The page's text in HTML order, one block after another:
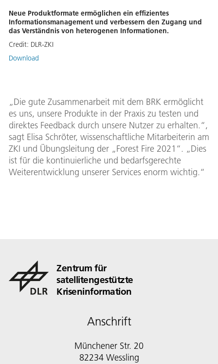
Neue Produktformate ermöglichen ein effizientes
Informationsmanagement und verbessern den Zugang und
das Verständnis von heterogenen Informationen.
Credit: DLR-ZKI
Download
„Die gute Zusammenarbeit mit dem BRK ermöglicht
es uns, unsere Produkte in der Praxis zu testen und
direktes Feedback durch unsere Nutzer zu erhalten.“,
sagt Elisa Schröter, wissenschaftliche Mitarbeiterin am
ZKI und Übungsleitung der „Forest Fire 2021“. „Dies
ist für die kontinuierliche und bedarfsgerechte
Weiterentwicklung unserer Services enorm wichtig.“
Zentrum für
satellitengestützte
Kriseninformation
Anschrift
Münchener Str. 20
82234 Wessling